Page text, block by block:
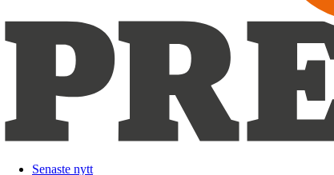
Senaste nytt